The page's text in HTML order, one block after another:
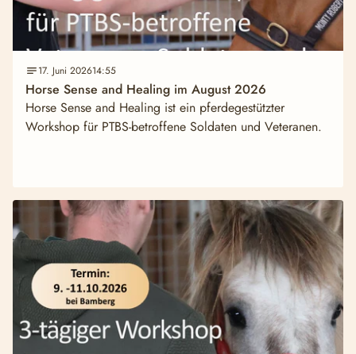
17. Juni 202614:55
Horse Sense and Healing im August 2026
Horse Sense and Healing ist ein pferdegestützter
Workshop für PTBS-betroffene Soldaten und Veteranen.